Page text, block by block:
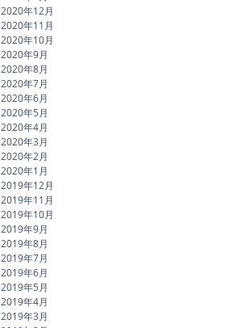
2020年12月
2020年11月
2020年10月
2020年9月
2020年8月
2020年7月
2020年6月
2020年5月
2020年4月
2020年3月
2020年2月
2020年1月
2019年12月
2019年11月
2019年10月
2019年9月
2019年8月
2019年7月
2019年6月
2019年5月
2019年4月
2019年3月